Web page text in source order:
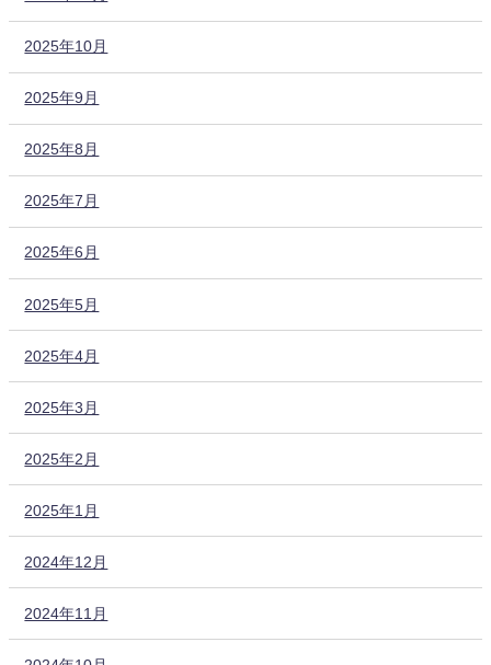
2025年10月
2025年9月
2025年8月
2025年7月
2025年6月
2025年5月
2025年4月
2025年3月
2025年2月
2025年1月
2024年12月
2024年11月